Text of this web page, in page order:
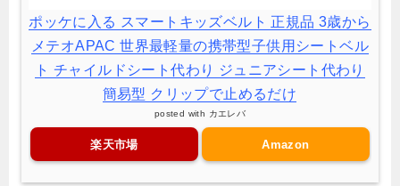
ポッケに入る スマートキッズベルト 正規品 3歳から
メテオAPAC 世界最軽量の携帯型子供用シートベル
ト チャイルドシート代わり ジュニアシート代わり
簡易型 クリップで止めるだけ
posted with カエレバ
楽天市場 Amazon